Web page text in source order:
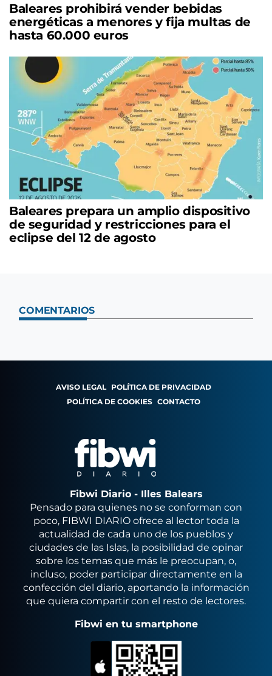
Baleares prohibirá vender bebidas
energéticas a menores y fija multas de
hasta 60.000 euros
Baleares prepara un amplio dispositivo
de seguridad y restricciones para el
eclipse del 12 de agosto
COMENTARIOS
AVISO LEGAL POLÍTICA DE PRIVACIDAD
POLÍTICA DE COOKIES CONTACTO
Fibwi Diario - Illes Balears
Pensado para quienes no se conforman con
poco, FIBWI DIARIO ofrece al lector toda la
actualidad de cada uno de los pueblos y
ciudades de las Islas, la posibilidad de opinar
sobre los temas que más le preocupan, o,
incluso, poder participar directamente en la
confección del diario, aportando la información
que quiera compartir con el resto de lectores.
Fibwi en tu smartphone